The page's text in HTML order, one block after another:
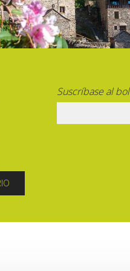
La cripta de Auzits en verano
Los más bonitos pueblos en
De la valle del Lot al País
– Aubin
Suscríbase al